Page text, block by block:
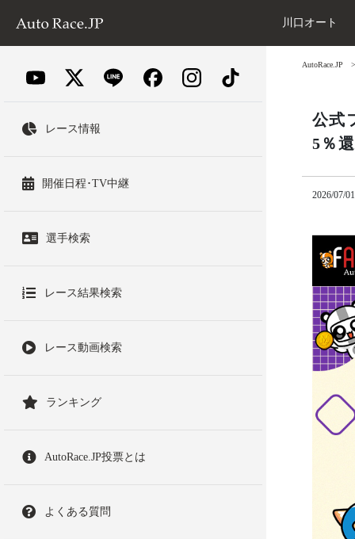
川口オート
レース情報
開催日程･TV中継
選手検索
レース結果検索
レース動画検索
ランキング
AutoRace.JP投票とは
よくある質問
AutoRace.JP
公式
5％
2026/07/01